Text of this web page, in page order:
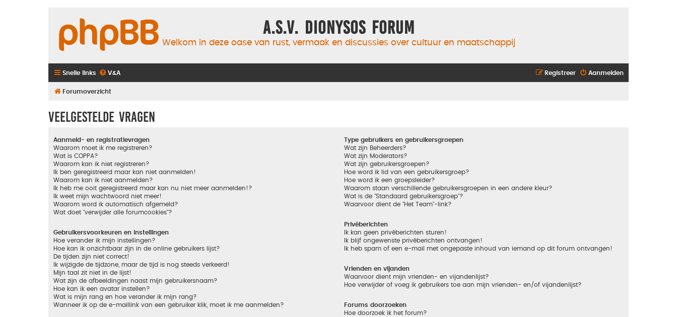
A.S.V. Dionysos Forum
Welkom in deze oase van rust, vermaak en discussies over cultuur en maatschappij
Snelle links V&A Aanmelden
Registreer
Forumoverzicht
Veelgestelde vragen
Aanmeld- en registratievragen
Waarom moet ik me registreren?
Wat is COPPA?
Waarom kan ik niet registreren?
Ik ben geregistreerd maar kan niet aanmelden!
Waarom kan ik niet aanmelden?
Ik heb me ooit geregistreerd maar kan nu niet meer aanmelden!?
Ik weet mijn wachtwoord niet meer!
Waarom word ik automatisch afgemeld?
Wat doet "verwijder alle forumcookies"?
Gebruikersvoorkeuren en instellingen
Hoe verander ik mijn instellingen?
Hoe kan ik onzichtbaar zijn in de online gebruikers lijst?
De tijden zijn niet correct!
Ik wijzigde de tijdzone, maar de tijd is nog steeds verkeerd!
Mijn taal zit niet in de lijst!
Wat zijn de afbeeldingen naast mijn gebruikersnaam?
Hoe kan ik een avatar instellen?
Wat is mijn rang en hoe verander ik mijn rang?
Wanneer ik op de e-maillink van een gebruiker klik, moet ik me aanmelden?
Type gebruikers en gebruikersgroepen
Wat zijn Beheerders?
Wat zijn Moderators?
Wat zijn gebruikersgroepen?
Hoe word ik lid van een gebruikersgroep?
Hoe word ik een groepsleider?
Waarom staan verschillende gebruikersgroepen in een andere kleur?
Wat is de "Standaard gebruikersgroep"?
Waarvoor dient de "Het Team"-link?
Privéberichten
Ik kan geen privéberichten sturen!
Ik blijf ongewenste privéberichten ontvangen!
Ik heb spam of een e-mail met ongepaste inhoud van iemand op dit forum ontvangen!
Vrienden en vijanden
Waarvoor dient mijn vrienden- en vijandenlijst?
Hoe verwijder of voeg ik gebruikers toe aan mijn vrienden- en/of vijandenlijst?
Forums doorzoeken
Hoe doorzoek ik het forum?